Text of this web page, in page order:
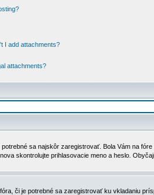
I add attachments?
attachments?
sa najskôr zaregistrovať. Bola Vám na
skontrolujte prihlasovacie meno a heslo.
či je potrebné sa zaregistrovať ku vkladaniu